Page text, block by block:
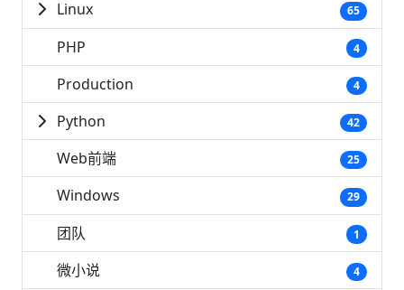
Linux 65
PHP 4
Production 4
Python 42
Web前端 25
Windows 29
团队 1
微小说 4